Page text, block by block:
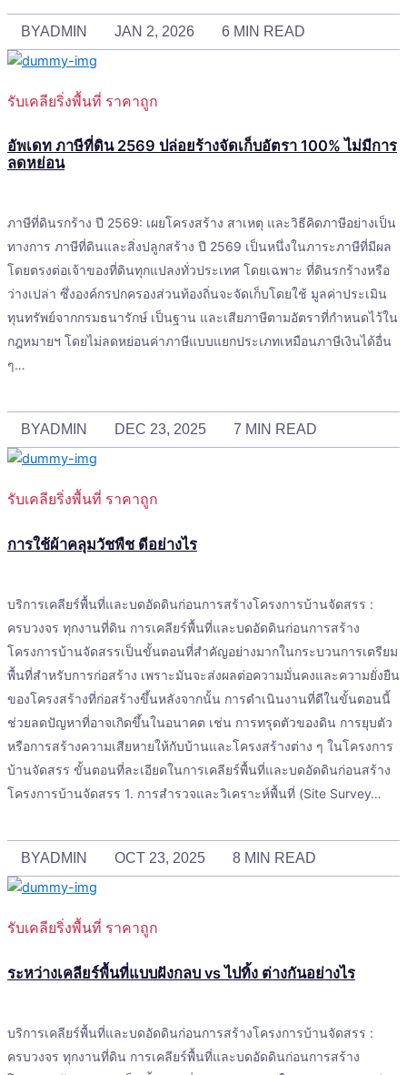
BYADMIN JAN 2, 2026 6 MIN READ
รับเคลียริ่งพื้นที่ ราคาถูก
อัพเดท ภาษีที่ดิน 2569 ปล่อยร้างจัดเก็บอัตรา 100% ไม่มีการ
ลดหย่อน
ภาษีที่ดินรกร้าง ปี 2569: เผยโครงสร้าง สาเหตุ และวิธีคิดภาษีอย่างเป็น
ทางการ ภาษีที่ดินและสิ่งปลูกสร้าง ปี 2569 เป็นหนึ่งในภาระภาษีที่มีผล
โดยตรงต่อเจ้าของที่ดินทุกแปลงทั่วประเทศ โดยเฉพาะ ที่ดินรกร้างหรือ
ว่างเปล่า ซึ่งองค์กรปกครองส่วนท้องถิ่นจะจัดเก็บโดยใช้ มูลค่าประเมิน
ทุนทรัพย์จากกรมธนารักษ์ เป็นฐาน และเสียภาษีตามอัตราที่กำหนดไว้ใน
กฎหมายฯ โดยไม่ลดหย่อนค่าภาษีแบบแยกประเภทเหมือนภาษีเงินได้อื่น
ๆ…
BYADMIN DEC 23, 2025 7 MIN READ
รับเคลียริ่งพื้นที่ ราคาถูก
การใช้ผ้าคลุมวัชพืช ดีอย่างไร
บริการเคลียร์พื้นที่และบดอัดดินก่อนการสร้างโครงการบ้านจัดสรร :
ครบวงจร ทุกงานที่ดิน การเคลียร์พื้นที่และบดอัดดินก่อนการสร้าง
โครงการบ้านจัดสรรเป็นขั้นตอนที่สำคัญอย่างมากในกระบวนการเตรียม
พื้นที่สำหรับการก่อสร้าง เพราะมันจะส่งผลต่อความมั่นคงและความยั่งยืน
ของโครงสร้างที่ก่อสร้างขึ้นหลังจากนั้น การดำเนินงานที่ดีในขั้นตอนนี้
ช่วยลดปัญหาที่อาจเกิดขึ้นในอนาคต เช่น การทรุดตัวของดิน การยุบตัว
หรือการสร้างความเสียหายให้กับบ้านและโครงสร้างต่าง ๆ ในโครงการ
บ้านจัดสรร ขั้นตอนที่ละเอียดในการเคลียร์พื้นที่และบดอัดดินก่อนสร้าง
โครงการบ้านจัดสรร 1. การสำรวจและวิเคราะห์พื้นที่ (Site Survey…
BYADMIN OCT 23, 2025 8 MIN READ
รับเคลียริ่งพื้นที่ ราคาถูก
ระหว่างเคลียร์พื้นที่แบบฝังกลบ vs ไปทิ้ง ต่างกันอย่างไร
บริการเคลียร์พื้นที่และบดอัดดินก่อนการสร้างโครงการบ้านจัดสรร :
ครบวงจร ทุกงานที่ดิน การเคลียร์พื้นที่และบดอัดดินก่อนการสร้าง